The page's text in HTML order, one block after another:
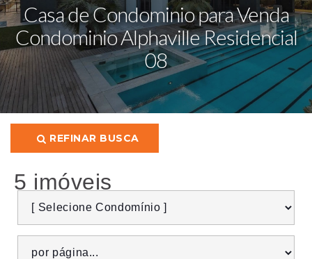
Casa de Condominio para Venda
Condominio Alphaville Residencial
08
REFINAR BUSCA
5 imóveis